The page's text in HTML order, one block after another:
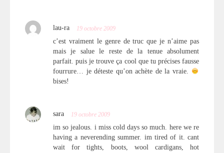
lau-ra 19 octobre 2009
c’est vraiment le genre de truc que je n’aime pas
mais je salue le reste de la tenue absolument
parfait. puis je trouve ça cool que tu précises fausse
fourrure… je déteste qu’on achète de la vraie.
bises!
sara 19 octobre 2009
im so jealous. i miss cold days so much. here we re
having a neverending summer. im tired of it. cant
wait for tights, boots, wool cardigans, hot